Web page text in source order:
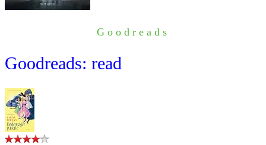
Goodreads
Goodreads: read